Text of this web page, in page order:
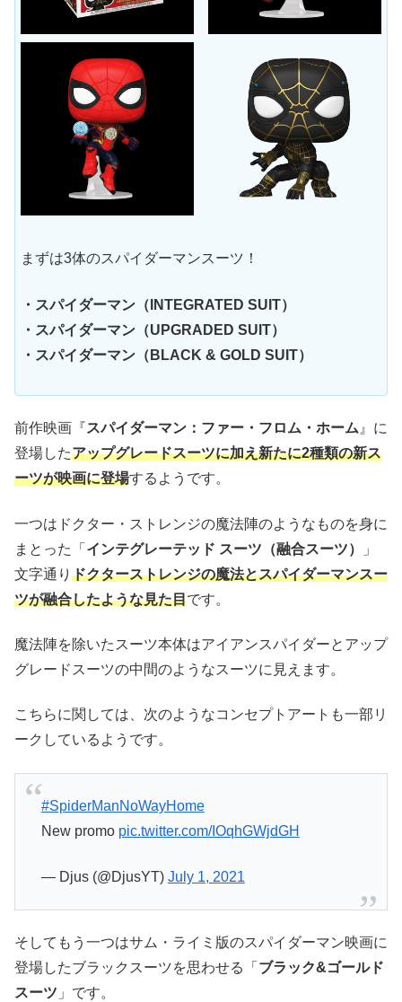
まずは3体のスパイダーマンスーツ！
・スパイダーマン（INTEGRATED SUIT）
・スパイダーマン（UPGRADED SUIT）
・スパイダーマン（BLACK & GOLD SUIT）
前作映画『スパイダーマン：ファー・フロム・ホーム 』に
登場したアップグレードスーツに加え新たに2種類の新ス
ーツが映画に登場するようです。
一つはドクター・ストレンジの魔法陣のようなものを身に
まとった「 インテグレーテッド スーツ（融合スーツ）
」
文字通り ドクターストレンジの魔法とスパイダーマンスー
ツが融合したような見た目です。
魔法陣を除いたスーツ本体はアイアンスパイダーとアップ
グレードスーツの中間のようなスーツに見えます。
こちらに関しては、次のようなコンセプトアートも一部リ
ークしているようです。
#SpiderManNoWayHome
New promo pic.twitter.com/IOqhGWjdGH
— Djus (@DjusYT) July 1, 2021
そしてもう一つはサム・ライミ版のスパイダーマン映画に
登場したブラックスーツを思わせる「 ブラック&ゴールド
スーツ 」です。